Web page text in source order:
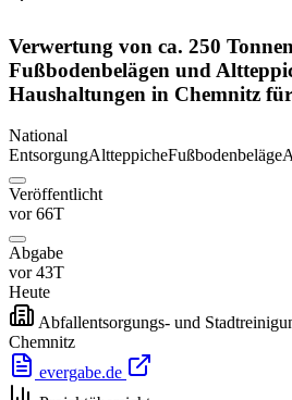
Verwertung von ca. 250
Fußbodenbelägen und
Haushaltungen in Chemnitz
National
EntsorgungAltteppicheFußbodenbeläge
Veröffentlicht
vor 66T
Abgabe
vor 43T
Heute
Abfallentsorgungs- und
Chemnitz
evergabe.de